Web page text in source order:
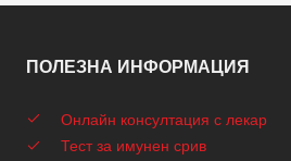
ПОЛЕЗНА ИНФОРМАЦИЯ
Онлайн консултация с лекар
Тест за имунен срив